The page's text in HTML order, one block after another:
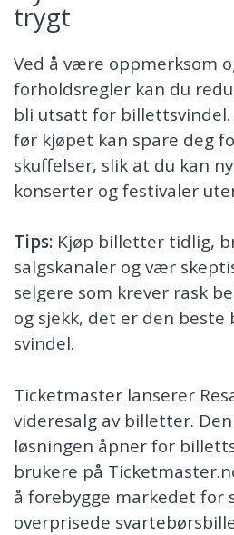
trygt
Ved å være oppmerksom
forholdsregler kan du
bli utsatt for
før kjøpet kan spare deg
skuffelser, slik at du kan
konserter og festivaler
Tips: Kjøp billetter tidlig,
salgskanaler og vær
selgere som krever rask
og sjekk, det er den
svindel.
Ticketmaster lanserer
videresalg av billetter. Den
løsningen åpner for
brukere på
å forebygge markedet for
overprisede